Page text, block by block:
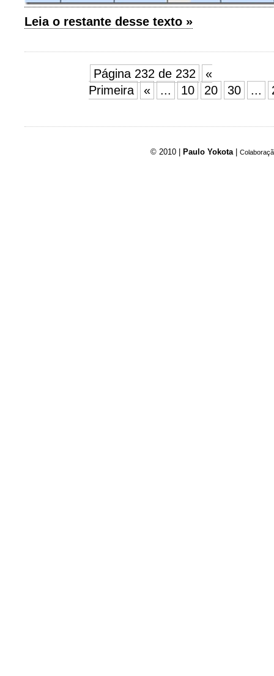
Leia o restante desse texto »
Página 232 de 232
«
Primeira
« ... 10 20 30 ...
© 2010 | Paulo Yokota |